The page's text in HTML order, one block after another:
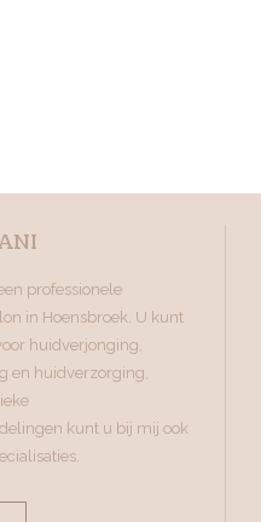
professionele
in Hoensbroek. U kunt
huidverjonging,
en huidverzorging,
kunt u bij mij ook